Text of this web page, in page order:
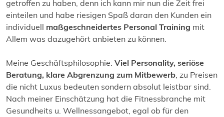
getroffen zu haben, denn ich kann mir nun die Zeit frei
einteilen und habe riesigen Spaß daran den Kunden ein
individuell maßgeschneidertes Personal Training mit
Allem was dazugehört anbieten zu können.
Meine Geschäftsphilosophie: Viel Personality, seriöse
Beratung, klare Abgrenzung zum Mitbewerb, zu Preisen
die nicht Luxus bedeuten sondern absolut leistbar sind.
Nach meiner Einschätzung hat die Fitnessbranche mit
Gesundheits u. Wellnessangebot, egal ob für den